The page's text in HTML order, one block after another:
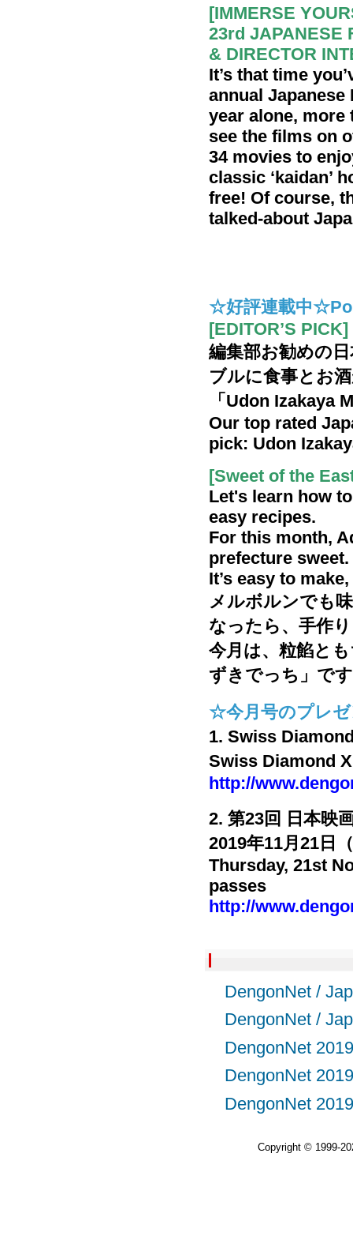
[IMMERSE
23rd JAPANESE
& DIRECTOR
It’s that time
annual
year alone, more
see the films on
34 movies to
classic ‘kaidan’
free! Of course,
talked-about
☆好評連載中
[EDITOR’S PICK]
編集部お勧めの
ブルに食事とお
「Udon Izakaya
Our top rated
pick: Udon
[Sweet of the
Let's learn how
easy recipes.
For this month,
prefecture sweet.
It’s easy to
メルボルンでも
なったら、手作
今月は、粒餡と
ずきでっち」で
☆今月号のプレ
1. Swiss
Swiss Diamond
http://
2. 第23回 日本映
2019年11月21日
Thursday, 21st
passes
http://
DengonNet /
DengonNet /
DengonNet
DengonNet
DengonNet
Copyright © 1999-